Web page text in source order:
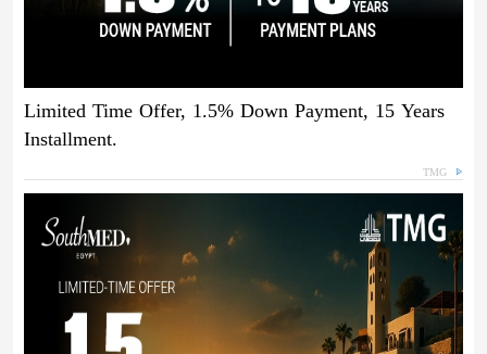
Limited Time Offer, 1.5% Down Payment, 15 Years
Installment.
TMG